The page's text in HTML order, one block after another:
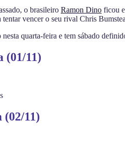
o brasileiro Ramon Dino ficou
tentar vencer o seu rival Chris
quarta-feira e tem sábado
(01/11)
11)